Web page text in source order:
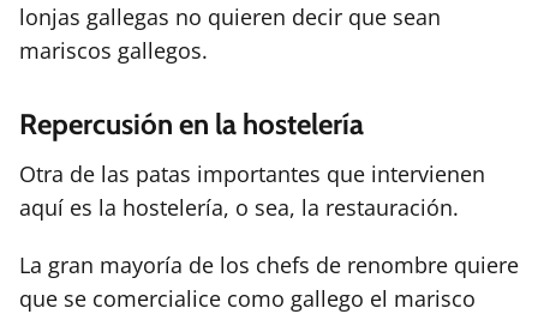
lonjas gallegas no quieren decir que sean
mariscos gallegos.
Repercusión en la hostelería
Otra de las patas importantes que intervienen
aquí es la hostelería, o sea, la restauración.
La gran mayoría de los chefs de renombre quiere
que se comercialice como gallego el marisco